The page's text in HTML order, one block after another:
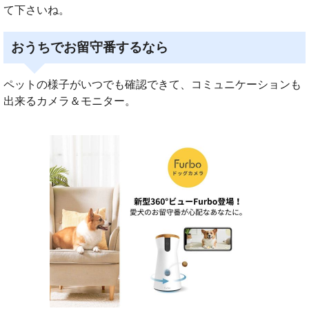
て下さいね。
おうちでお留守番するなら
ペットの様子がいつでも確認できて、コミュニケーションも
出来るカメラ＆モニター。